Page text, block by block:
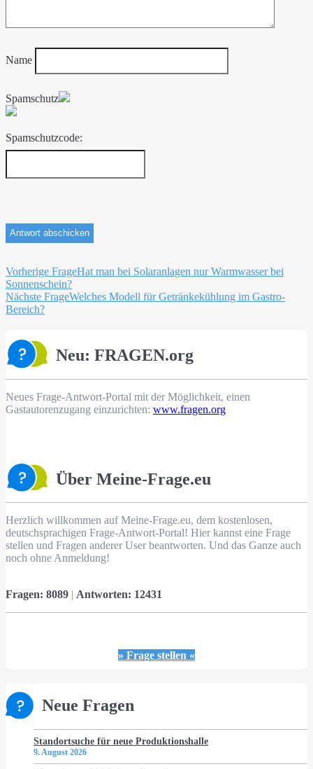
Name
Spamschutz
Spamschutzcode:
Beitragsnavigation
Vorherige FrageHat man bei Solaranlagen nur Warmwasser bei
Sonnenschein?
Nächste FrageWelches Modell für Getränkekühlung im Gastro-
Bereich?
Neu: FRAGEN.org
Neues Frage-Antwort-Portal mit der Möglichkeit, einen
Gastautorenzugang einzurichten: www.fragen.org
Über Meine-Frage.eu
Herzlich willkommen auf Meine-Frage.eu, dem kostenlosen,
deutschsprachigen Frage-Antwort-Portal! Hier kannst eine Frage
stellen und Fragen anderer User beantworten. Und das Ganze auch
noch ohne Anmeldung!
Fragen: 8089 | Antworten: 12431
» Frage stellen «
Neue Fragen
Standortsuche für neue Produktionshalle
9. August 2026